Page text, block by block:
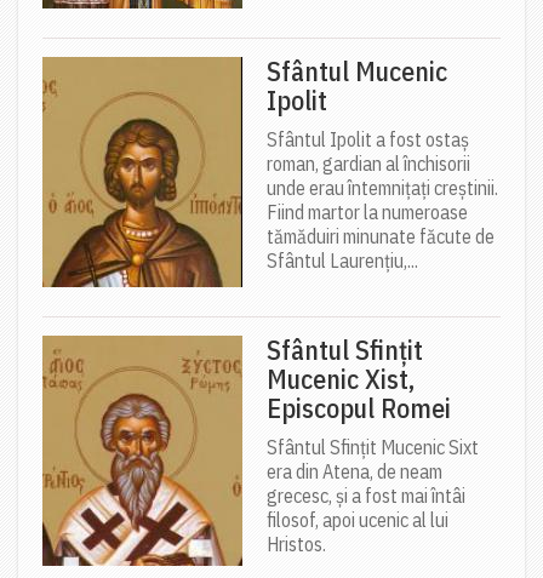
Sfântul Mucenic
Ipolit
Sfântul Ipolit a fost ostaș
roman, gardian al închisorii
unde erau întemnițați creștinii.
Fiind martor la numeroase
tămăduiri minunate făcute de
Sfântul Laurențiu,...
Sfântul Sfințit
Mucenic Xist,
Episcopul Romei
Sfântul Sfințit Mucenic Sixt
era din Atena, de neam
grecesc, și a fost mai întâi
filosof, apoi ucenic al lui
Hristos.